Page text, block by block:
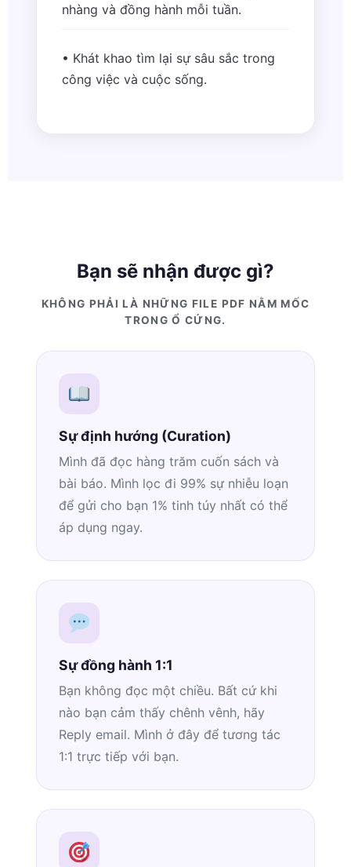
nhàng và đồng hành mỗi tuần.
• Khát khao tìm lại sự sâu sắc trong
công việc và cuộc sống.
Bạn sẽ nhận được gì?
KHÔNG PHẢI LÀ NHỮNG FILE PDF NẰM MỐC
TRONG Ổ CỨNG.
Sự định hướng (Curation)
Mình đã đọc hàng trăm cuốn sách và
bài báo. Mình lọc đi 99% sự nhiễu loạn
để gửi cho bạn 1% tinh túy nhất có thể
áp dụng ngay.
Sự đồng hành 1:1
Bạn không đọc một chiều. Bất cứ khi
nào bạn cảm thấy chênh vênh, hãy
Reply email. Mình ở đây để tương tác
1:1 trực tiếp với bạn.